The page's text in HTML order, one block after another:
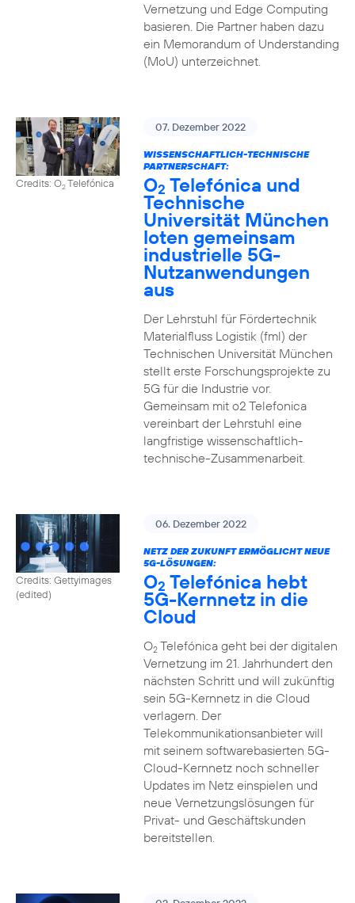
Vernetzung und Edge Computing
basieren. Die Partner haben dazu
ein Memorandum of Understanding
(MoU) unterzeichnet.
Credits: O2Telefónica
07. Dezember 2022
WISSENSCHAFTLICH-TECHNISCHE
PARTNERSCHAFT:
O2 Telefónica und
Technische
Universität München
loten gemeinsam
industrielle 5G-
Nutzanwendungen
aus
Der Lehrstuhl für Fördertechnik
Materialfluss Logistik (fml) der
Technischen Universität München
stellt erste Forschungsprojekte zu
5G für die Industrie vor.
Gemeinsam mit o2 Telefonica
vereinbart der Lehrstuhl eine
langfristige wissenschaftlich-
technische-Zusammenarbeit.
Credits: Gettyimages
(edited)
06. Dezember 2022
NETZ DER ZUKUNFT ERMÖGLICHT NEUE
5G-LÖSUNGEN:
O2 Telefónica hebt
5G-Kernnetz in die
Cloud
O2Telefónica geht bei der digitalen
Vernetzung im 21. Jahrhundert den
nächsten Schritt und will zukünftig
sein 5G-Kernnetz in die Cloud
verlagern. Der
Telekommunikationsanbieter will
mit seinem softwarebasierten 5G-
Cloud-Kernnetz noch schneller
Updates im Netz einspielen und
neue Vernetzungslösungen für
Privat- und Geschäftskunden
bereitstellen.